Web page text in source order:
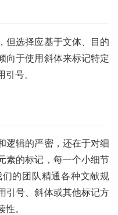
但选择应基于文体、目的
向于使用斜体来标记特定
号。
逻辑的严密，还在于对细
素的标记，每一个小细节
的团队精通各种文献规
引号、斜体或其他标记方
。